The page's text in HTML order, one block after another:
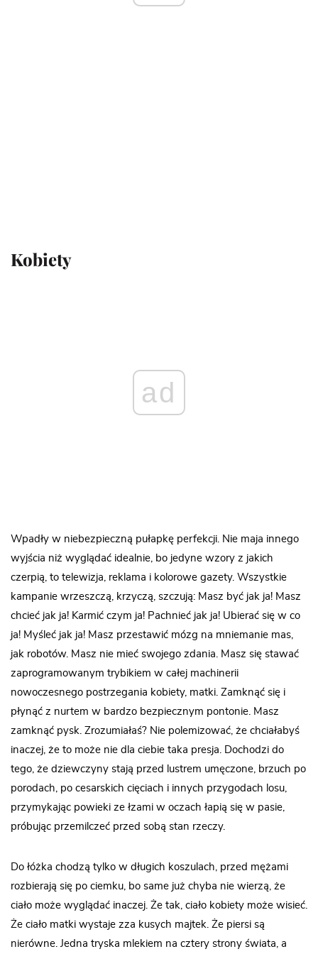
Kobiety
ad
Wpadły w niebezpieczną pułapkę perfekcji. Nie maja innego
wyjścia niż wyglądać idealnie, bo jedyne wzory z jakich
czerpią, to telewizja, reklama i kolorowe gazety. Wszystkie
kampanie wrzeszczą, krzyczą, szczują: Masz być jak ja! Masz
chcieć jak ja! Karmić czym ja! Pachnieć jak ja! Ubierać się w co
ja! Myśleć jak ja! Masz przestawić mózg na mniemanie mas,
jak robotów. Masz nie mieć swojego zdania. Masz się stawać
zaprogramowanym trybikiem w całej machinerii
nowoczesnego postrzegania kobiety, matki. Zamknąć się i
płynąć z nurtem w bardzo bezpiecznym pontonie. Masz
zamknąć pysk. Zrozumiałaś? Nie polemizować, że chciałabyś
inaczej, że to może nie dla ciebie taka presja. Dochodzi do
tego, że dziewczyny stają przed lustrem umęczone, brzuch po
porodach, po cesarskich cięciach i innych przygodach losu,
przymykając powieki ze łzami w oczach łapią się w pasie,
próbując przemilczeć przed sobą stan rzeczy.
Do łóżka chodzą tylko w długich koszulach, przed mężami
rozbierają się po ciemku, bo same już chyba nie wierzą, że
ciało może wyglądać inaczej. Że tak, ciało kobiety może wisieć.
Że ciało matki wystaje zza kusych majtek. Że piersi są
nierówne. Jedna tryska mlekiem na cztery strony świata, a